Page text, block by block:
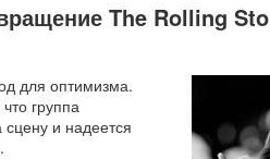
The Rolling
для оптимизма.
группа
и надеется